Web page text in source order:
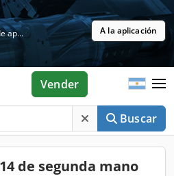
Gratis en la tienda de aplicaciones A la aplicación
Buscar
Vender
de segunda mano